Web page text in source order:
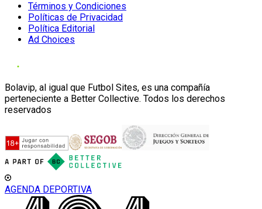
Términos y Condiciones
Políticas de Privacidad
Política Editorial
Ad Choices
Bolavip, al igual que Futbol Sites, es una compañía
perteneciente a Better Collective. Todos los derechos
reservados
AGENDA DEPORTIVA